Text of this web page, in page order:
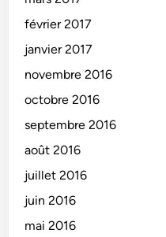
février 2017
janvier 2017
novembre 2016
octobre 2016
septembre 2016
août 2016
juillet 2016
juin 2016
mai 2016